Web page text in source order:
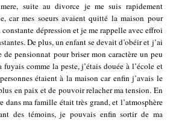
suite au divorce je me suis rapidement
car mes soeurs avaient quitté la maison pour
dépression et je me rappelle avec effroi
De plus, un enfant se devait d’obéir et j’ai
de pensionnat pour briser mon caractère un peu
comme la peste, j’étais douée à l’école et
étaient à la maison car enfin j’avais le
en paix et de pouvoir relacher ma tension. En
dans ma famille était très grand, et l’atmosphère
des témoins, je pouvais enfin sortir de ma